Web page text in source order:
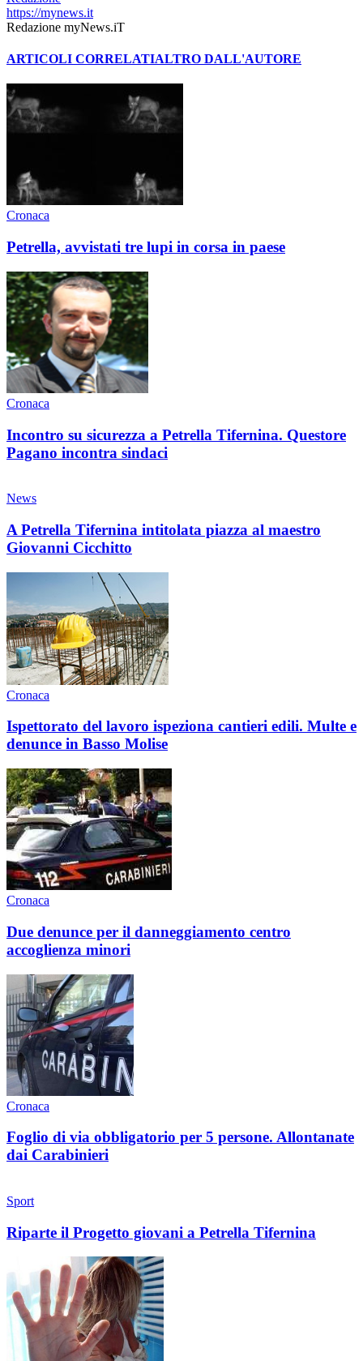
https://mynews.it
Redazione myNews.iT
ARTICOLI CORRELATIALTRO DALL'AUTORE
Cronaca
Petrella, avvistati tre lupi in corsa in paese
Cronaca
Incontro su sicurezza a Petrella Tifernina. Questore
Pagano incontra sindaci
News
A Petrella Tifernina intitolata piazza al maestro
Giovanni Cicchitto
Cronaca
Ispettorato del lavoro ispeziona cantieri edili. Multe e
denunce in Basso Molise
Cronaca
Due denunce per il danneggiamento centro
accoglienza minori
Cronaca
Foglio di via obbligatorio per 5 persone. Allontanate
dai Carabinieri
Sport
Riparte il Progetto giovani a Petrella Tifernina